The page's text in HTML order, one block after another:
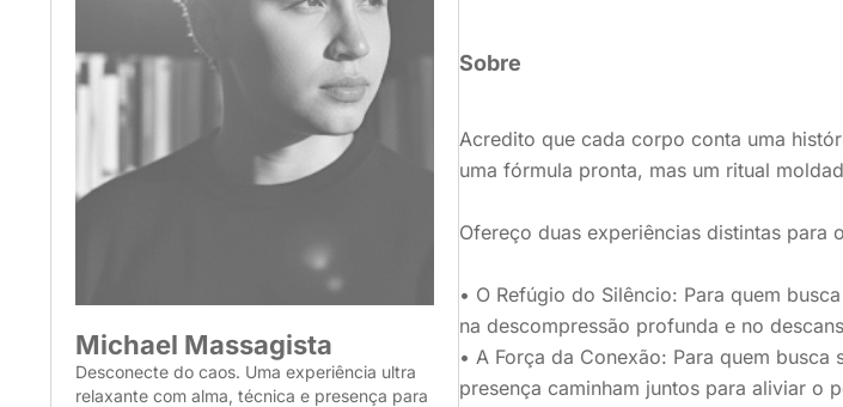
Michael Massagista
Desconecte do caos. Uma experiência ultra
relaxante com alma, técnica e presença para
Sobre
Acredito que cada corpo conta uma
uma fórmula pronta, mas um ritual
Ofereço duas experiências distintas para
• O Refúgio do Silêncio: Para quem
na descompressão profunda e no
• A Força da Conexão: Para quem
presença caminham juntos para aliviar o